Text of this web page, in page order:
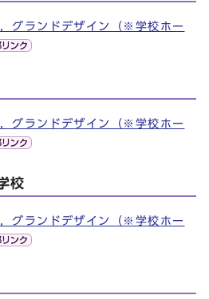
グランドデザイン（※学校ホー
グランドデザイン（※学校ホー
校
グランドデザイン（※学校ホー